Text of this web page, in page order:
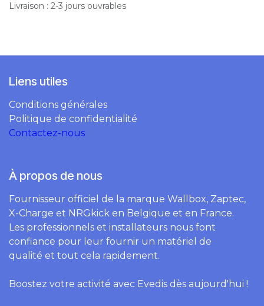
Livraison : 2-3 jours ouvrables
Liens utiles
Conditions générales
Politique de confidentialité
Contactez-nous
À propos de nous
Fournisseur officiel de la marque Wallbox, Zaptec,
X-Charge et NRGkick en Belgique et en France.
Les professionnels et installateurs nous font
confiance pour leur fournir un matériel de
qualité et tout cela rapidement.
Boostez votre activité avec Evedis dès aujourd'hui !